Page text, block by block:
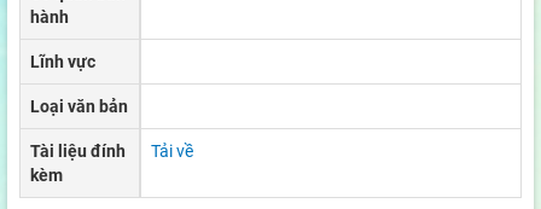
hành
Lĩnh vực
Loại văn bản
Tài liệu đính
kèm
Tải về